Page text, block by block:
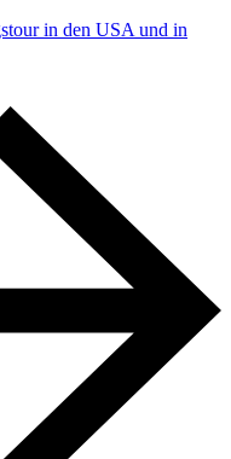
in den USA und in